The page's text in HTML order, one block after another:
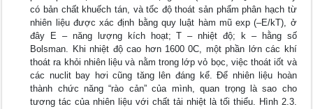
có bản chất khuếch tán, và tốc độ thoát sản phẩm phân hạch từ
nhiên liệu được xác định bằng quy luật hàm mũ exp (–E/kT), ở
đây E – năng lượng kích hoạt; T – nhiệt độ; k – hằng số
Bolsman. Khi nhiệt độ cao hơn 1600 0C, một phần lớn các khí
thoát ra khỏi nhiên liệu và nằm trong lớp vỏ bọc, việc thoát iốt và
các nuclit bay hơi cũng tăng lên đáng kể. Để nhiên liệu hoàn
thành chức năng “rào cản” của mình, quan trọng là sao cho
tương tác của nhiên liệu với chất tải nhiệt là tối thiểu. Hình 2.3.